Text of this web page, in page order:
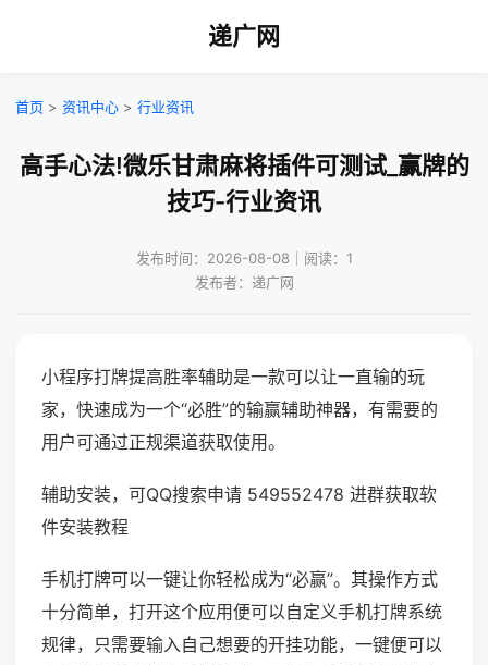
递广网
首页 > 资讯中心 > 行业资讯
高手心法!微乐甘肃麻将插件可测试_赢牌的
技巧-行业资讯
发布时间：2026-08-08｜阅读：1
发布者：递广网
小程序打牌提高胜率辅助是一款可以让一直输的玩
家，快速成为一个“必胜”的输赢辅助神器，有需要的
用户可通过正规渠道获取使用。
辅助安装，可QQ搜索申请 549552478 进群获取软
件安装教程
手机打牌可以一键让你轻松成为“必赢”。其操作方式
十分简单，打开这个应用便可以自定义手机打牌系统
规律，只需要输入自己想要的开挂功能，一键便可以